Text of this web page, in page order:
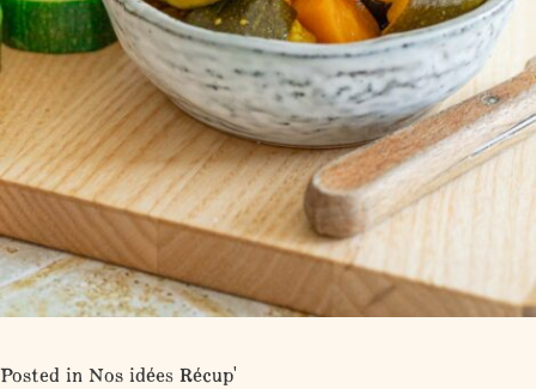
Posted in Nos idées Récup'